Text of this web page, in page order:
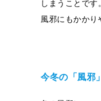
しまうことで
風邪にもかかり
今冬の「風邪